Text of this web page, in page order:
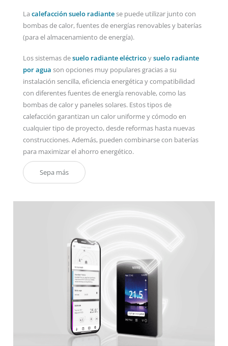
Lacalefacción suelo radiantese puede utilizar junto con
bombas de calor, fuentes de energías renovables y baterías
(para el almacenamiento de energía).
Los sistemas desuelo radiante eléctricoysuelo radiante
por agua son opciones muy populares gracias a su
instalación sencilla, eficiencia energética y compatibilidad
con diferentes fuentes de energía renovable, como las
bombas de calor y paneles solares. Estos tipos de
calefacción garantizan un calor uniforme y cómodo en
cualquier tipo de proyecto, desde reformas hasta nuevas
construcciones. Además, pueden combinarse con baterías
para maximizar el ahorro energético.
Sepa más